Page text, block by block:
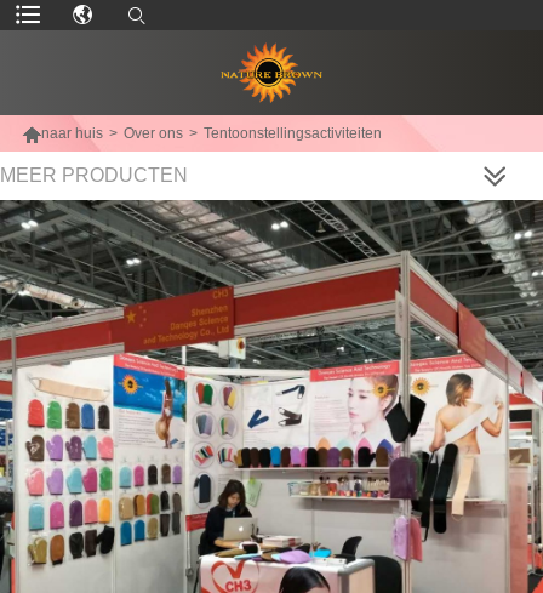
naar huis > Over ons > Tentoonstellingsactiviteiten
MEER PRODUCTEN